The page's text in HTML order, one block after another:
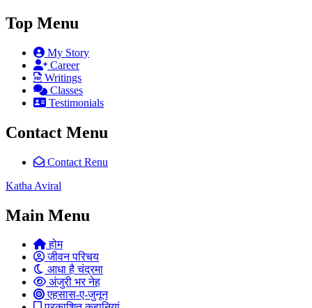
Top Menu
My Story
Career
Writings
Classes
Testimonials
Contact Menu
Contact Renu
Katha Aviral
Main Menu
होम
जीवन परिचय
आधा है चंद्रमा
अंजुरी भर नेह
एहसास-ए-जुनून